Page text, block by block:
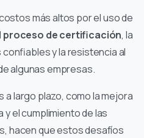
más altos por el uso de
proceso de certificación, la
y la resistencia al
algunas empresas.
largo plazo, como la mejora
y el cumplimiento de las
hacen que estos desafíos